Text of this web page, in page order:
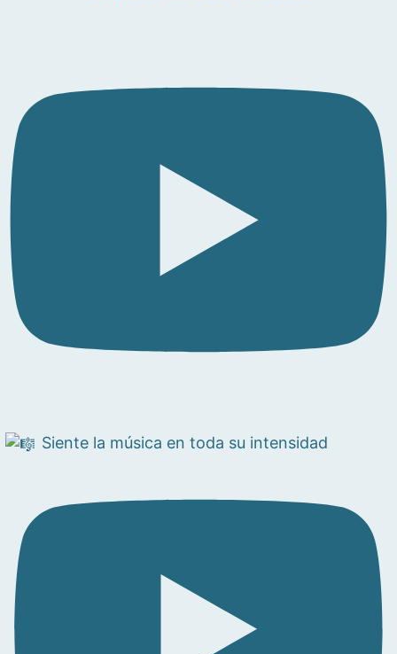
Siente la música en toda su intensidad